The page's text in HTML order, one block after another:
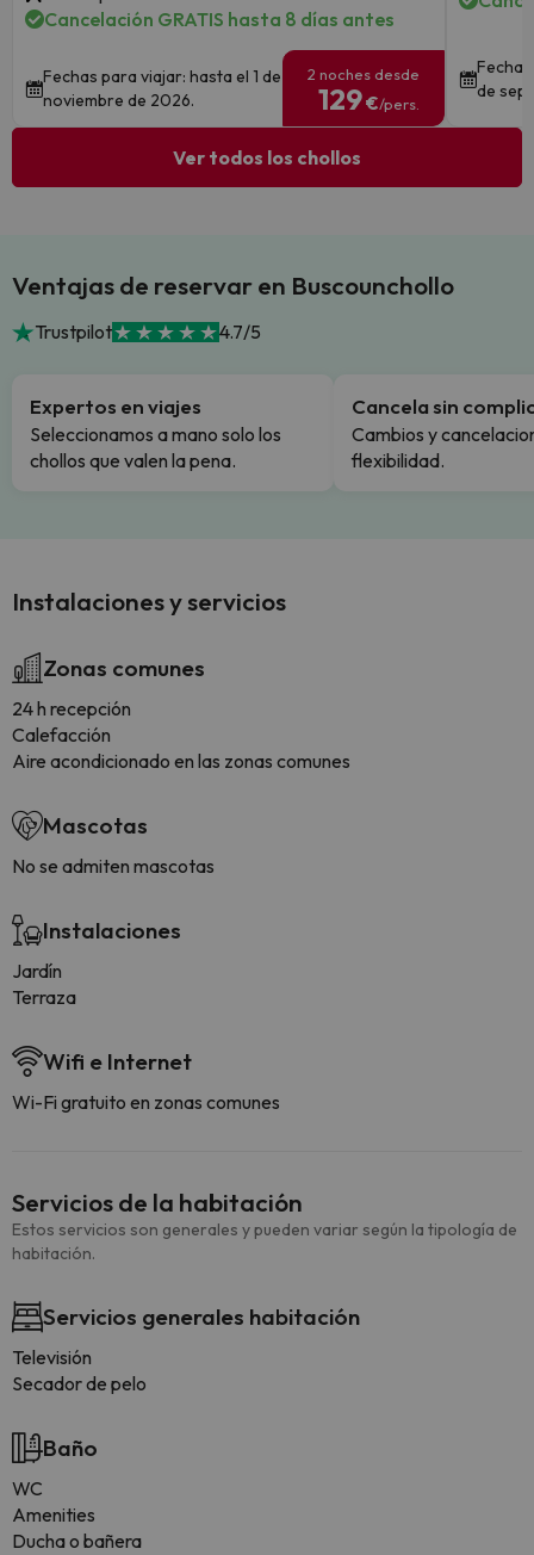
Cancelación GRATIS hasta 8 días antes
Fechas para viajar: hasta el 1 de
noviembre de 2026.
2 noches desde
129€/pers.
de
Ver todos los chollos
Ventajas de reservar en Buscounchollo
Trustpilot 4.7/5
Expertos en viajes
Seleccionamos a mano solo los
chollos que valen la pena.
Cancela sin
Cambios y
flexibilidad.
Instalaciones y servicios
Zonas comunes
24 h recepción
Calefacción
Aire acondicionado en las zonas comunes
Mascotas
No se admiten mascotas
Instalaciones
Jardín
Terraza
Wifi e Internet
Wi-Fi gratuito en zonas comunes
Servicios de la habitación
Estos servicios son generales y pueden variar según la tipología de
habitación.
Servicios generales habitación
Televisión
Secador de pelo
Baño
WC
Amenities
Ducha o bañera